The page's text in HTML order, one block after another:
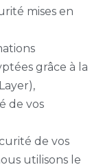
mises en
grâce à la
de vos
de vos
utilisons le